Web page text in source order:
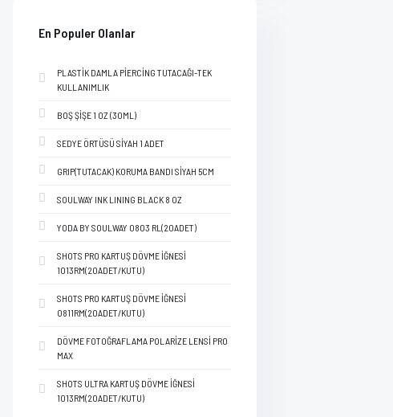
En Populer Olanlar
PLASTİK DAMLA PİERCİNG TUTACAĞI-TEK
KULLANIMLIK
BOŞ ŞİŞE 1 OZ (30ML)
SEDYE ÖRTÜSÜ SİYAH 1 ADET
GRIP(TUTACAK) KORUMA BANDI SİYAH 5CM
SOULWAY INK LINING BLACK 8 OZ
YODA BY SOULWAY 0803 RL(20ADET)
SHOTS PRO KARTUŞ DÖVME İĞNESİ
1013RM(20ADET/KUTU)
SHOTS PRO KARTUŞ DÖVME İĞNESİ
0811RM(20ADET/KUTU)
DÖVME FOTOĞRAFLAMA POLARİZE LENSİ PRO
MAX
SHOTS ULTRA KARTUŞ DÖVME İĞNESİ
1013RM(20ADET/KUTU)